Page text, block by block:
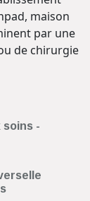
maison
par une
de chirurgie
soins -